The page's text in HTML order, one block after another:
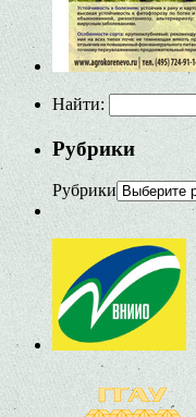
Найти:
Рубрики
Рубрики